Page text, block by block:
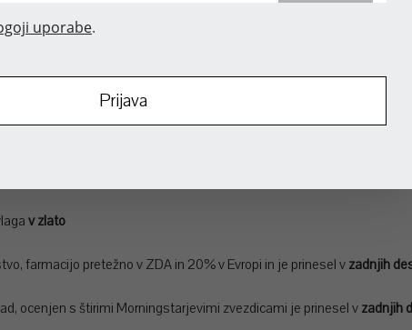
ki so na lestvici najbolje ocenjenih
zvezdicami, vlaga več kot 70% na azijske trge,
v zlato
farmacijo pretežno v ZDA in 20% v Evropi in je prinesel v zadnjih
ocenjen s štirimi Morningstarjevimi zvezdicami je prinesel v zadnjih
uporabe.